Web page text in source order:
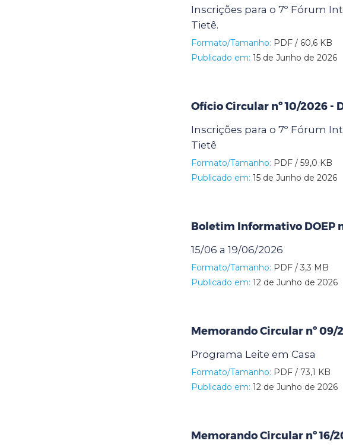
Inscrições para o 7º Fórum
Tietê.
Formato/Tamanho: PDF / 60,6 KB
Publicado em: 15 de Junho de 2026
Ofício Circular nº 10/2026 -
Inscrições para o 7º Fórum
Tietê
Formato/Tamanho: PDF / 59,0 KB
Publicado em: 15 de Junho de 2026
Boletim Informativo DOEP
15/06 a 19/06/2026
Formato/Tamanho: PDF / 3,3 MB
Publicado em: 12 de Junho de 2026
Memorando Circular nº 09/
Programa Leite em Casa
Formato/Tamanho: PDF / 73,1 KB
Publicado em: 12 de Junho de 2026
Memorando Circular nº 16/